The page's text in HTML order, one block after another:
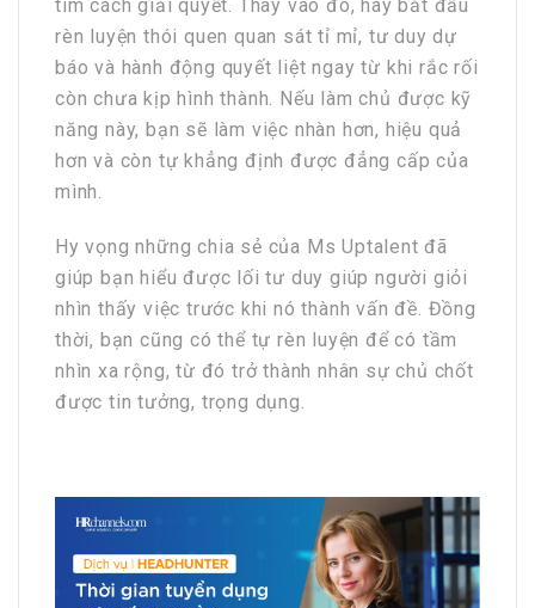
tìm cách giải quyết. Thay vào đó, hãy bắt đầu
rèn luyện thói quen quan sát tỉ mỉ, tư duy dự
báo và hành động quyết liệt ngay từ khi rắc rối
còn chưa kịp hình thành. Nếu làm chủ được kỹ
năng này, bạn sẽ làm việc nhàn hơn, hiệu quả
hơn và còn tự khẳng định được đẳng cấp của
mình.
Hy vọng những chia sẻ của Ms Uptalent đã
giúp bạn hiểu được lối tư duy giúp người giỏi
nhìn thấy việc trước khi nó thành vấn đề. Đồng
thời, bạn cũng có thể tự rèn luyện để có tầm
nhìn xa rộng, từ đó trở thành nhân sự chủ chốt
được tin tưởng, trọng dụng.